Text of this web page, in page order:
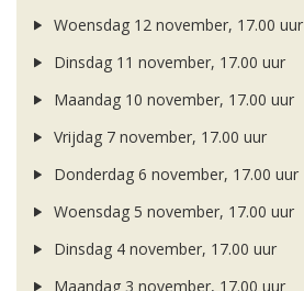
Woensdag 12 november, 17.00 uur
Dinsdag 11 november, 17.00 uur
Maandag 10 november, 17.00 uur
Vrijdag 7 november, 17.00 uur
Donderdag 6 november, 17.00 uur
Woensdag 5 november, 17.00 uur
Dinsdag 4 november, 17.00 uur
Maandag 3 november, 17.00 uur